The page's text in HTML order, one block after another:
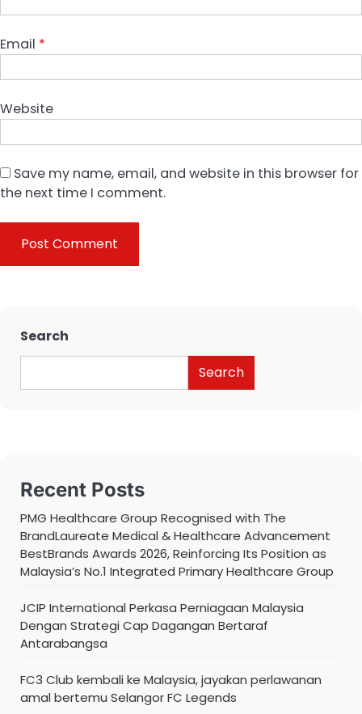
Email *
Website
Save my name, email, and website in this browser for
the next time I comment.
Search
Search
Recent Posts
PMG Healthcare Group Recognised with The
BrandLaureate Medical & Healthcare Advancement
BestBrands Awards 2026, Reinforcing Its Position as
Malaysia’s No.1 Integrated Primary Healthcare Group
JCIP International Perkasa Perniagaan Malaysia
Dengan Strategi Cap Dagangan Bertaraf
Antarabangsa
FC3 Club kembali ke Malaysia, jayakan perlawanan
amal bertemu Selangor FC Legends